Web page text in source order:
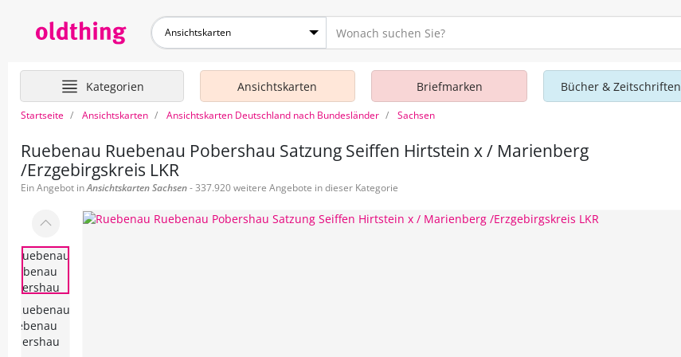
Ansichtskarten
Kategorien Ansichtskarten Briefmarken Bücher & Zeitschriften
Startseite Ansichtskarten Ansichtskarten Deutschland nach Bundesländer Sachsen
Ruebenau Ruebenau Pobershau Satzung Seiffen Hirtstein x / Marienberg
/Erzgebirgskreis LKR
Ein Angebot inAnsichtskartenSachsen- 337.920 weitere Angebote in dieser Kategorie